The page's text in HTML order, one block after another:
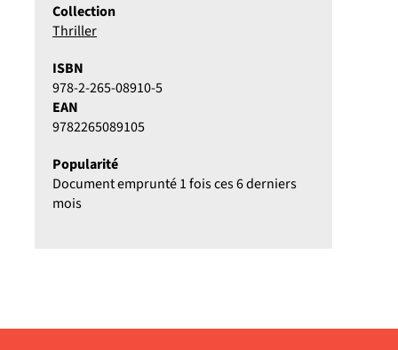
Collection
Thriller
ISBN
978-2-265-08910-5
EAN
9782265089105
Popularité
Document emprunté 1 fois ces 6 derniers
mois